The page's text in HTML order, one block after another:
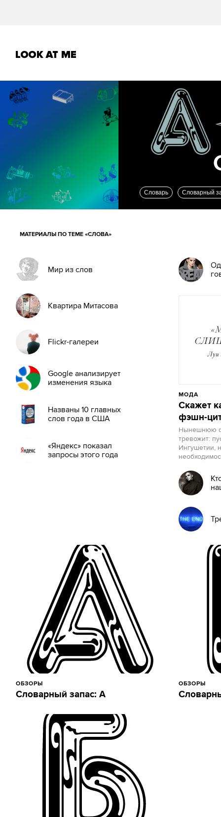
Словарь Словарный
МАТЕРИАЛЫ ПО ТЕМЕ «СЛОВА»
Мир из слов
Квартира Митасова
Flickr-галереи
Google анализирует
изменения языка
Названы 10 главных
слов года в США
«Яндекс» показал
запросы этого года
МОДА
Скажет
фэшн-
Нынешнюю
тревожит:
Ингушетии,
ОБЗОРЫ
Словарный запас: А
ОБЗОРЫ